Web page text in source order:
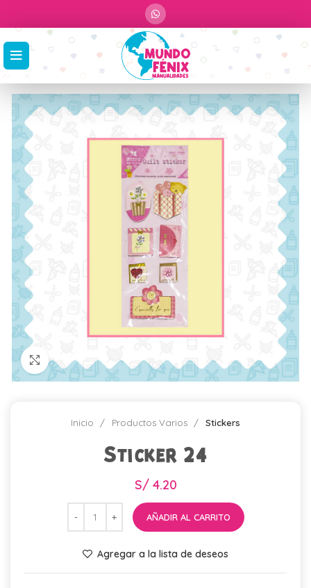
Click para agrandar
Inicio Productos Varios Stickers
Sticker 24
S/4.20
AÑADIR AL CARRITO
Agregar a la lista de deseos